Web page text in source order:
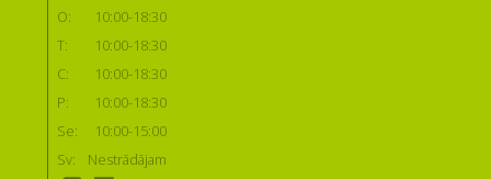
O:
10:00-18:30
T:
10:00-18:30
C:
10:00-18:30
P:
10:00-18:30
Se:
10:00-15:00
Sv:
Nestrādājam